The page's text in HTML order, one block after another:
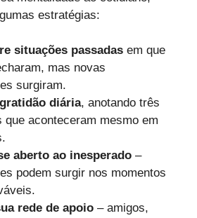
estratégias:
situações passadas em que
mas novas
surgiram.
diária, anotando três
que aconteceram mesmo em
aberto ao inesperado –
podem surgir nos momentos
rede de apoio – amigos,